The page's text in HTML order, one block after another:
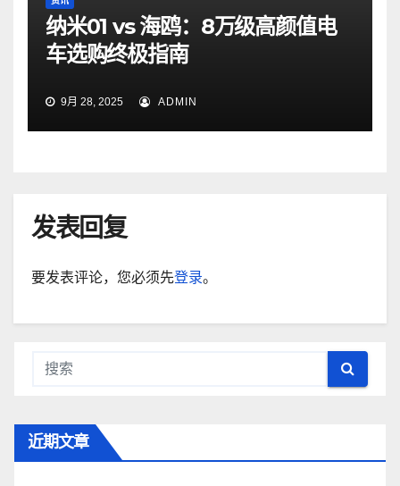
纳米01 vs 海鸥：8万级高颜值电
车选购终极指南
9月 28, 2025 ADMIN
发表回复
要发表评论，您必须先登录。
近期文章